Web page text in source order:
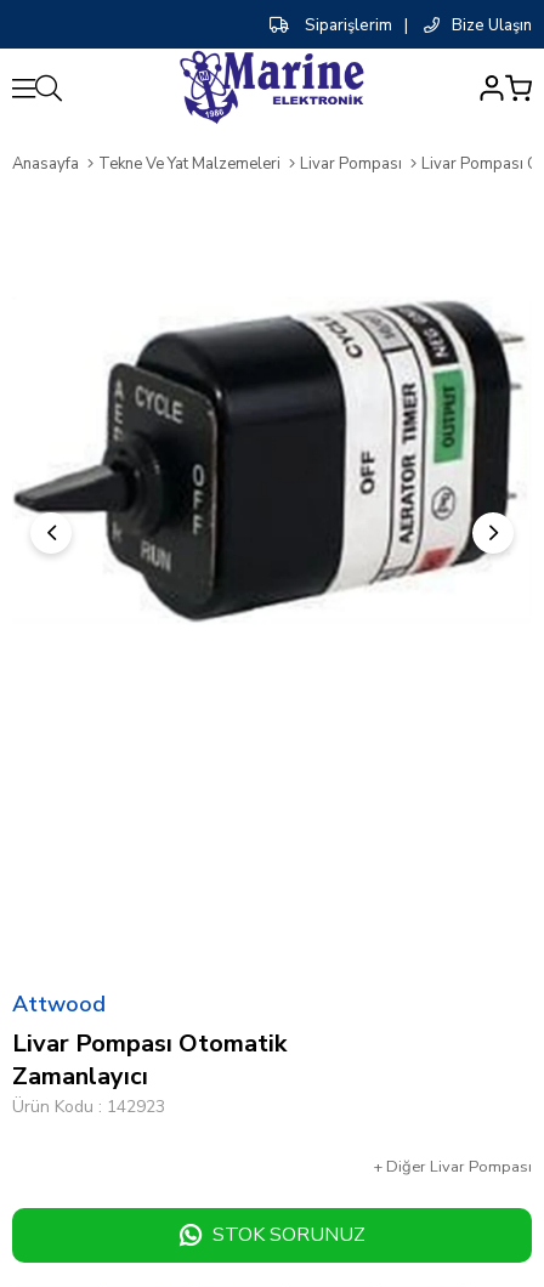
Siparişlerim | Bize Ulaşın
Anasayfa Tekne Ve Yat Malzemeleri Livar Pompası Livar Pompası
Attwood
Livar Pompası Otomatik
Zamanlayıcı
Ürün Kodu 142923
+ Diğer Livar Pompası
STOK SORUNUZ